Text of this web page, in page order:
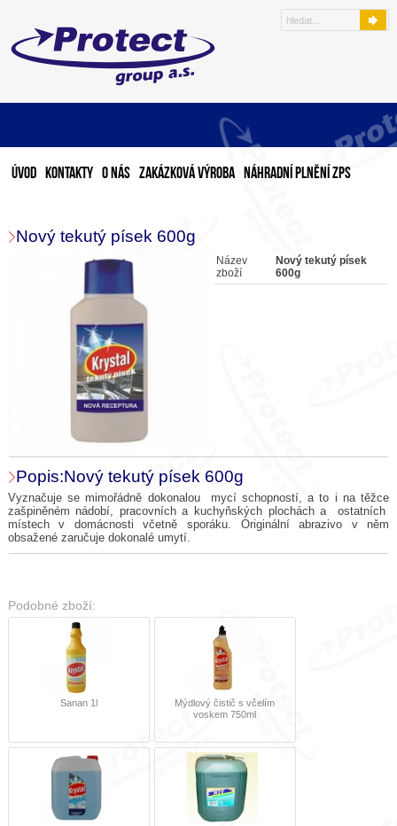
Nový tekutý písek 600g
Název
zboží
Nový tekutý písek
600g
Popis:Nový tekutý písek 600g
Vyznačuje se mimořádně dokonalou mycí schopností, a to i na těžce
zašpiněném nádobí, pracovních a kuchyňských plochách a ostatních
místech v domácnosti včetně sporáku. Originální abrazivo v něm
obsažené zaručuje dokonalé umytí.
Podobné zboží:
Sanan 1l
Mýdlový čistič s včelím
voskem 750ml
Úvod Kontakty O nás Zakázková výroba Náhradní plnění ZPS